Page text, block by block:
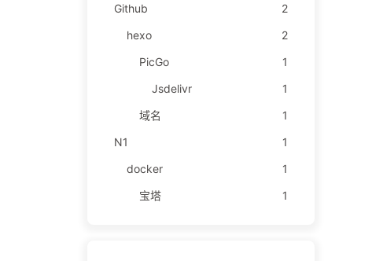
Github
2
hexo
2
PicGo
1
Jsdelivr
1
域名
1
N1
1
docker
1
宝塔
1